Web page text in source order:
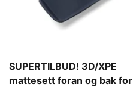
SUPERTILBUD! 3D/XPE
mattesett foran og bak for